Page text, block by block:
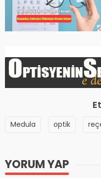
Medula optik
YORUM YAP